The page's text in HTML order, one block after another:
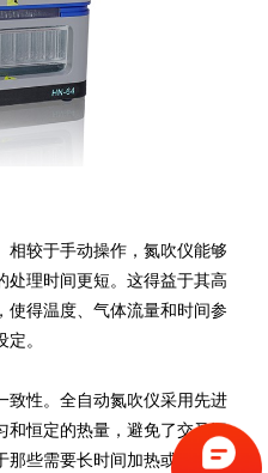
相较于手动操作，氮吹仪能够
处理时间更短。这得益于其高
使得温度、气体流量和时间参
。
致性。全自动氮吹仪采用先进
和恒定的热量，避免了交叉污
些需要长时间加热或者对温